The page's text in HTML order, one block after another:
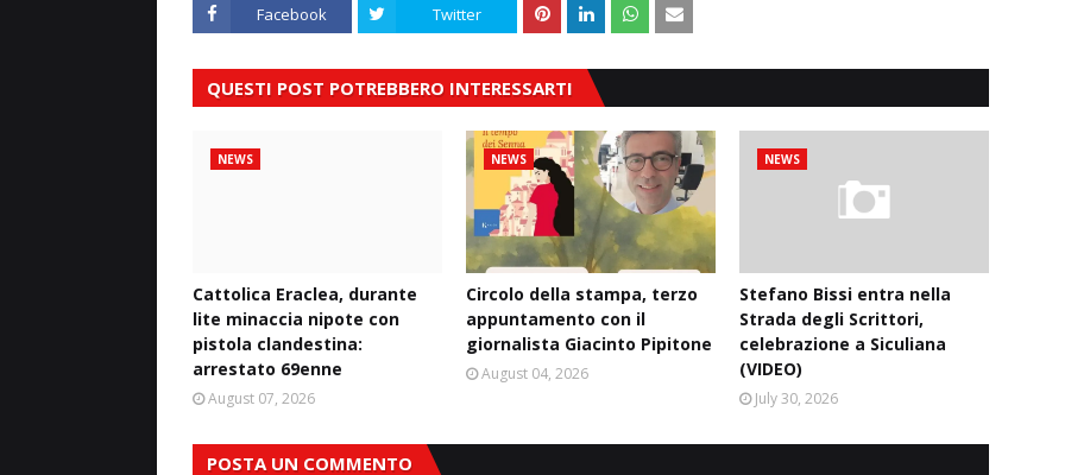
Facebook Twitter
QUESTI POST POTREBBERO INTERESSARTI
NEWS
Cattolica Eraclea, durante
lite minaccia nipote con
pistola clandestina:
arrestato 69enne
August 07, 2026
NEWS
Circolo della stampa, terzo
appuntamento con il
giornalista Giacinto Pipitone
August 04, 2026
NEWS
Stefano Bissi entra nella
Strada degli Scrittori,
celebrazione a Siculiana
(VIDEO)
July 30, 2026
POSTA UN COMMENTO